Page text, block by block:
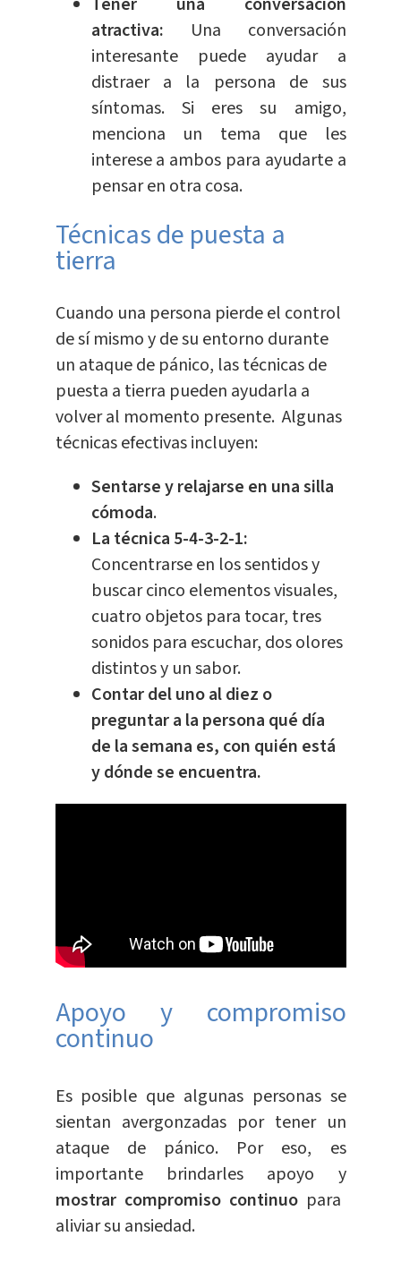
atractiva: Una conversación
interesante puede ayudar a
distraer a la persona de sus
síntomas. Si eres su amigo,
menciona un tema que les
interese a ambos para ayudarte a
pensar en otra cosa.
Técnicas de puesta a
tierra
Cuando una persona pierde el control
de sí mismo y de su entorno durante
un ataque de pánico, las técnicas de
puesta a tierra pueden ayudarla a
volver al momento presente. Algunas
técnicas efectivas incluyen:
Sentarse y relajarse en una silla
cómoda.
La técnica 5-4-3-2-1:
Concentrarse en los sentidos y
buscar cinco elementos visuales,
cuatro objetospara tocar, tres
sonidos para escuchar, dos olores
distintos y un sabor.
Contar del uno al diez o
preguntar a la persona qué día
de la semana es, con quién está
y dónde se encuentra.
Apoyo y compromiso
continuo
Es posible que algunas personas se
sientan avergonzadas por tener un
ataque de pánico. Por eso, es
importante brindarles apoyo y
mostrar compromiso continuo para
aliviar su ansiedad.